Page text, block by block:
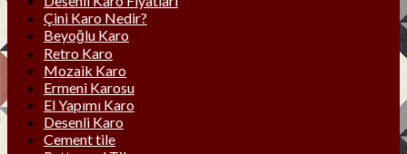
Çini Karo Nedir?
Beyoğlu Karo
Retro Karo
Mozaik Karo
Ermeni Karosu
El Yapımı Karo
Desenli Karo
Cement tile